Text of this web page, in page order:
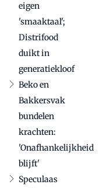
eigen
'smaaktaal';
Distrifood
duikt in
generatiekloof
Beko en
Bakkersvak
bundelen
krachten:
'Onafhankelijkheid
blijft'
Speculaas